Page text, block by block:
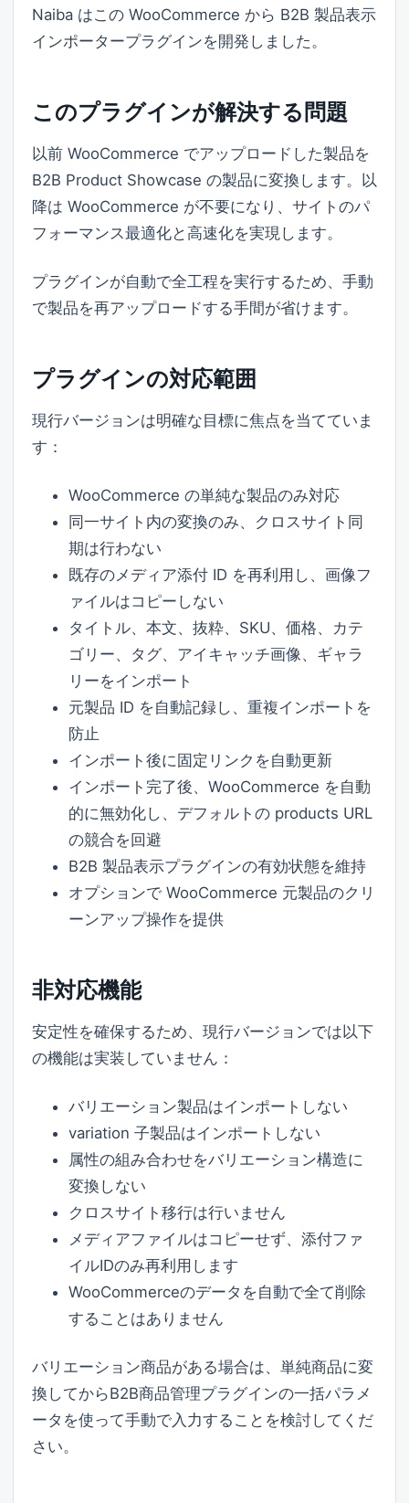
Naiba はこの WooCommerce から B2B 製品表示
インポータープラグインを開発しました。
このプラグインが解決する問題
以前 WooCommerce でアップロードした製品を
B2B Product Showcase の製品に変換します。以
降は WooCommerce が不要になり、サイトのパ
フォーマンス最適化と高速化を実現します。
プラグインが自動で全工程を実行するため、手動
で製品を再アップロードする手間が省けます。
プラグインの対応範囲
現行バージョンは明確な目標に焦点を当てていま
す：
WooCommerce の単純な製品のみ対応
同一サイト内の変換のみ、クロスサイト同
期は行わない
既存のメディア添付 ID を再利用し、画像フ
ァイルはコピーしない
タイトル、本文、抜粋、SKU、価格、カテ
ゴリー、タグ、アイキャッチ画像、ギャラ
リーをインポート
元製品 ID を自動記録し、重複インポートを
防止
インポート後に固定リンクを自動更新
インポート完了後、WooCommerce を自動
的に無効化し、デフォルトの products URL
の競合を回避
B2B 製品表示プラグインの有効状態を維持
オプションで WooCommerce 元製品のクリ
ーンアップ操作を提供
非対応機能
安定性を確保するため、現行バージョンでは以下
の機能は実装していません：
バリエーション製品はインポートしない
variation 子製品はインポートしない
属性の組み合わせをバリエーション構造に
変換しない
クロスサイト移行は行いません
メディアファイルはコピーせず、添付ファ
イルIDのみ再利用します
WooCommerceのデータを自動で全て削除
することはありません
バリエーション商品がある場合は、単純商品に変
換してからB2B商品管理プラグインの一括パラメ
ータを使って手動で入力することを検討してくだ
さい。